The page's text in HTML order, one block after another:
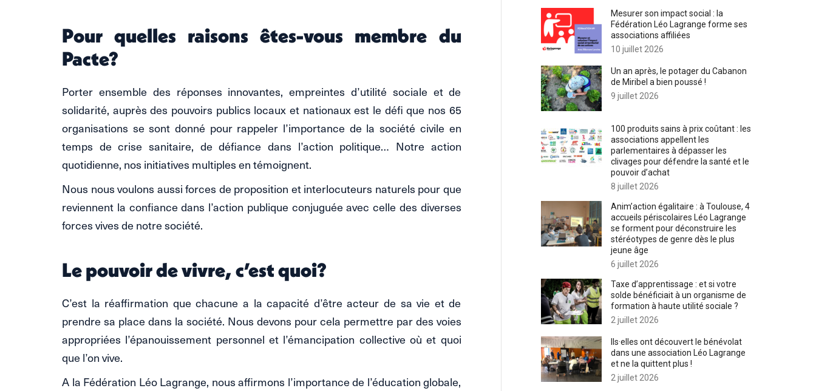
Pour quelles raisons êtes-vous membre du
Pacte?
Porter ensemble des réponses innovantes, empreintes d’utilité sociale et de
solidarité, auprès des pouvoirs publics locaux et nationaux est le défi que nos 65
organisations se sont donné pour rappeler l’importance de la société civile en
temps de crise sanitaire, de défiance dans l’action politique… Notre action
quotidienne, nos initiatives multiples en témoignent.
Nous nous voulons aussi forces de proposition et interlocuteurs naturels pour que
reviennent la confiance dans l’action publique conjuguée avec celle des diverses
forces vives de notre société.
Le pouvoir de vivre, c’est quoi?
C’est la réaffirmation que chacune a la capacité d’être acteur de sa vie et de
prendre sa place dans la société. Nous devons pour cela permettre par des voies
appropriées l’épanouissement personnel et l’émancipation collective où et quoi
que l’on vive.
A la Fédération Léo Lagrange, nous affirmons l’importance de l’éducation globale,
Mesurer son impact social : la
Fédération Léo Lagrange forme ses
associations affiliées
10 juillet 2026
Un an après, le potager du Cabanon
de Miribel a bien poussé !
9 juillet 2026
100 produits sains à prix coûtant : les
associations appellent les
parlementaires à dépasser les
clivages pour défendre la santé et le
pouvoir d’achat
8 juillet 2026
Anim’action égalitaire : à Toulouse, 4
accueils périscolaires Léo Lagrange
se forment pour déconstruire les
stéréotypes de genre dès le plus
jeune âge
6 juillet 2026
Taxe d’apprentissage : et si votre
solde bénéficiait à un organisme de
formation à haute utilité sociale ?
2 juillet 2026
Ils·elles ont découvert le bénévolat
dans une association Léo Lagrange
et ne la quittent plus !
2 juillet 2026